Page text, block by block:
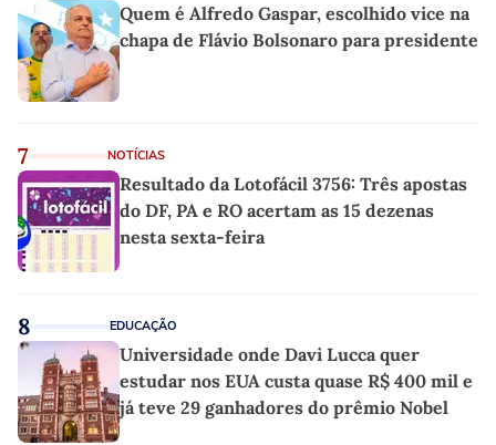
Quem é Alfredo Gaspar, escolhido vice na
chapa de Flávio Bolsonaro para presidente
7 NOTÍCIAS
Resultado da Lotofácil 3756: Três apostas
do DF, PA e RO acertam as 15 dezenas
nesta sexta-feira
8 EDUCAÇÃO
Universidade onde Davi Lucca quer
estudar nos EUA custa quase R$ 400 mil e
já teve 29 ganhadores do prêmio Nobel